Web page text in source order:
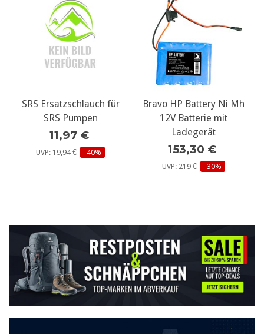
SRS Ersatzschlauch für
SRS Pumpen
11,97 €
UVP: 19,94 € -40%
Bravo HP Battery Ni Mh
12V Batterie mit
Ladegerät
153,30 €
UVP: 219 € -30%